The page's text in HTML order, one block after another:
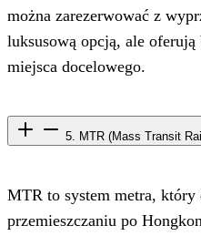
można zarezerwować z
luksusową opcją, ale
miejsca docelowego.
5. MTR (Mass Transit
MTR to system metra, który
przemieszczaniu po